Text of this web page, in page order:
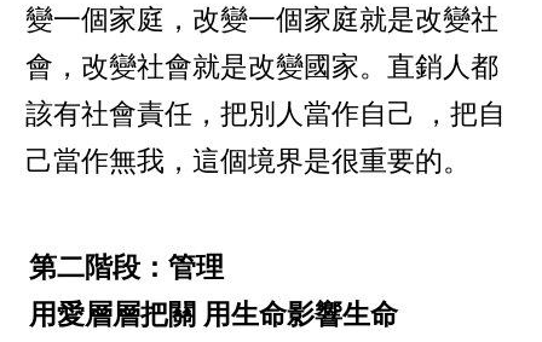
變一個家庭，改變一個家庭就是改變社
會，改變社會就是改變國家。直銷人都
該有社會責任，把別人當作自己 ，把自
己當作無我，這個境界是很重要的。
第二階段：管理
用愛層層把關 用生命影響生命